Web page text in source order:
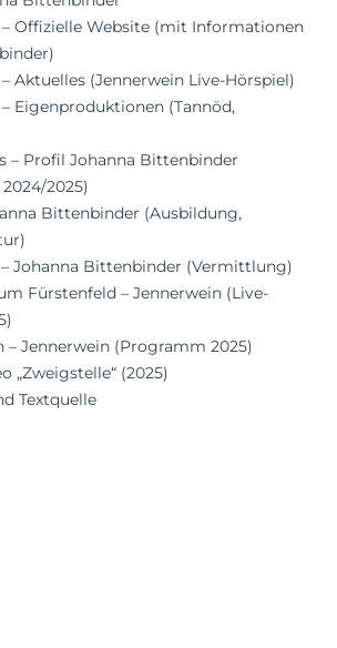
– Offizielle Website (mit Informationen
Aktuelles (Jennerwein Live-Hörspiel)
Eigenproduktionen (Tannöd,
– Profil Johanna Bittenbinder
2025)
Bittenbinder (Ausbildung,
Johanna Bittenbinder (Vermittlung)
Fürstenfeld – Jennerwein (Live-
Jennerwein (Programm 2025)
„Zweigstelle“ (2025)
Textquelle